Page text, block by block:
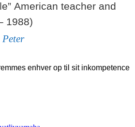
American teacher and
1988)
enhver op til sit inkompetence